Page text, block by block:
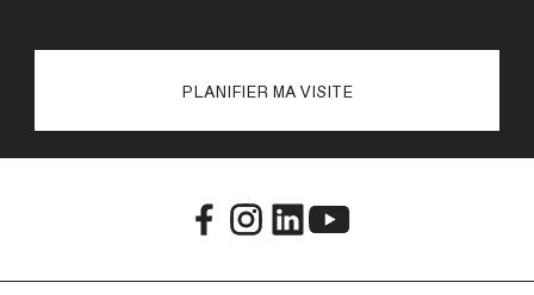
PLANIFIER MA VISITE